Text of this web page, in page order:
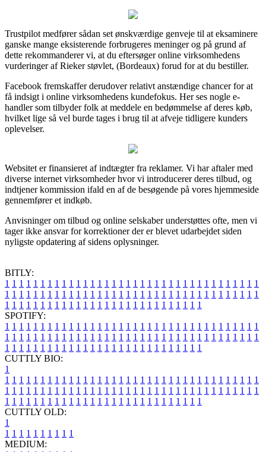
Trustpilot medfører sådan set ønskværdige genveje til at eksaminere
ganske mange eksisterende forbrugeres meninger og på grund af
dette rekommanderer vi, at du eftersøger online virksomhedens
vurderinger af Rieker støvlet, (Bordeaux) forud for at du bestiller.
Facebook fremskaffer derudover relativt anstændige chancer for at
få indsigt i online virksomhedens kundefokus. Her ses nogle e-
handler som tilbyder folk at meddele en bedømmelse af deres køb,
hvilket lige så vel burde tages i brug til at afveje tidligere kunders
oplevelser.
Websitet er finansieret af indtægter fra reklamer. Vi har aftaler med
diverse internet virksomheder hvor vi introducerer deres tilbud, og
indtjener kommission ifald en af de besøgende på vores hjemmeside
gennemfører et indkøb.
Anvisninger om tilbud og online selskaber understøttes ofte, men vi
tager ikke ansvar for korrektioner der er blevet udarbejdet siden
nyligste opdatering af sidens oplysninger.
BITLY:
1 1 1 1 1 1 1 1 1 1 1 1 1 1 1 1 1 1 1 1 1 1 1 1 1 1 1 1 1 1 1 1 1 1 1 1
1 1 1 1 1 1 1 1 1 1 1 1 1 1 1 1 1 1 1 1 1 1 1 1 1 1 1 1 1 1 1 1 1 1 1 1
1 1 1 1 1 1 1 1 1 1 1 1 1 1 1 1 1 1 1 1 1 1 1 1 1 1 1 1
SPOTIFY:
1 1 1 1 1 1 1 1 1 1 1 1 1 1 1 1 1 1 1 1 1 1 1 1 1 1 1 1 1 1 1 1 1 1 1 1
1 1 1 1 1 1 1 1 1 1 1 1 1 1 1 1 1 1 1 1 1 1 1 1 1 1 1 1 1 1 1 1 1 1 1 1
1 1 1 1 1 1 1 1 1 1 1 1 1 1 1 1 1 1 1 1 1 1 1 1 1 1 1 1
CUTTLY BIO:
1
1 1 1 1 1 1 1 1 1 1 1 1 1 1 1 1 1 1 1 1 1 1 1 1 1 1 1 1 1 1 1 1 1 1 1 1
1 1 1 1 1 1 1 1 1 1 1 1 1 1 1 1 1 1 1 1 1 1 1 1 1 1 1 1 1 1 1 1 1 1 1 1
1 1 1 1 1 1 1 1 1 1 1 1 1 1 1 1 1 1 1 1 1 1 1 1 1 1 1 1
CUTTLY OLD:
1
1 1 1 1 1 1 1 1 1 1
MEDIUM: